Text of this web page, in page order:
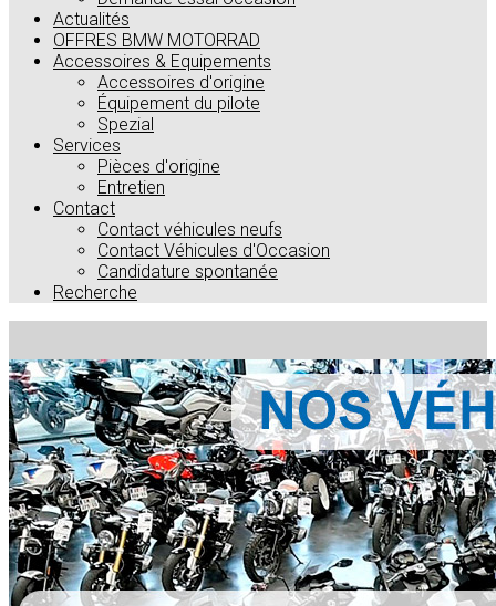
Actualités
OFFRES BMW MOTORRAD
Accessoires & Equipements
Accessoires d'origine
Équipement du pilote
Spezial
Services
Pièces d'origine
Entretien
Contact
Contact véhicules neufs
Contact Véhicules d'Occasion
Candidature spontanée
Recherche